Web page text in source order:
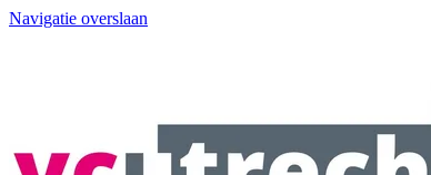
Navigatie overslaan